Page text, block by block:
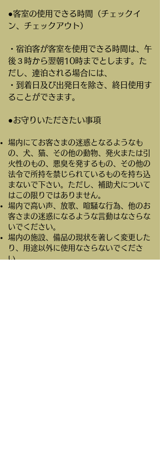
●客室の使用できる時間（チェックイ
ン、チェックアウト）
・宿泊客が客室を使用できる時間は、午
後３時から翌朝10時までとします。た
だし、連泊される場合には、
・到着日及び出発日を除き、終日使用す
ることができます。
●お守りいただきたい事項
場内にてお客さまの迷惑となるようなも
の、犬、猫、その他の動物、発火または引
火性のもの、悪臭を発するもの、その他の
法令で所持を禁じられているものを持ち込
まないで下さい。ただし、補助犬について
はこの限りではありません。
場内で高い声、放歌、喧騒な行為、他のお
客さまの迷惑になるような言動はなさらな
いでください。
場内の施設、備品の現状を著しく変更した
り、用途以外に使用なさらないでくださ
い。